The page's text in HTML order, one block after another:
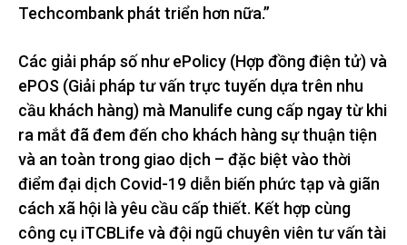
Techcombank phát triển hơn nữa.”
Các giải pháp số như ePolicy (Hợp đồng điện tử) và
ePOS (Giải pháp tư vấn trực tuyến dựa trên nhu
cầu khách hàng) mà Manulife cung cấp ngay từ khi
ra mắt đã đem đến cho khách hàng sự thuận tiện
và an toàn trong giao dịch – đặc biệt vào thời
điểm đại dịch Covid-19 diễn biến phức tạp và giãn
cách xã hội là yêu cầu cấp thiết. Kết hợp cùng
công cụ iTCBLife và đội ngũ chuyên viên tư vấn tài